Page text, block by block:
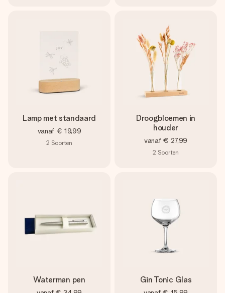
Lamp met standaard
vanaf € 19,99
2 Soorten
Droogbloemen in
houder
vanaf € 27,99
2 Soorten
Waterman pen Gin Tonic Glas